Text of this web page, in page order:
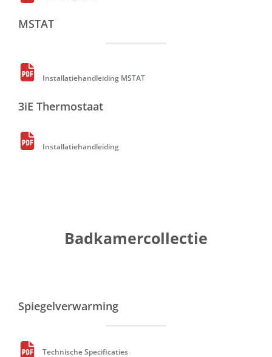
MSTAT
Installatiehandleiding MSTAT
3iE Thermostaat
Installatiehandleiding
Badkamercollectie
Spiegelverwarming
Technische Specificaties